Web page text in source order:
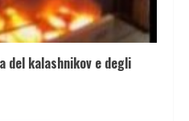
del kalashnikov e degli